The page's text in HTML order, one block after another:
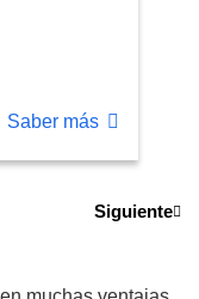
Saber más
Siguiente